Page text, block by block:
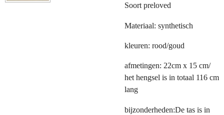
Soort preloved
Materiaal: synthetisch
kleuren: rood/goud
afmetingen: 22cm x 15 cm/
het hengsel is in totaal 116 cm
lang
bijzonderheden:De tas is in